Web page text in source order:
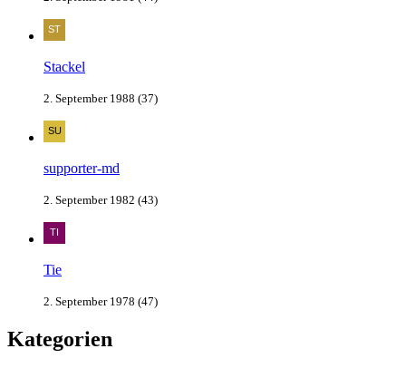
Stackel
2. September 1988 (37)
supporter-md
2. September 1982 (43)
Tie
2. September 1978 (47)
Kategorien